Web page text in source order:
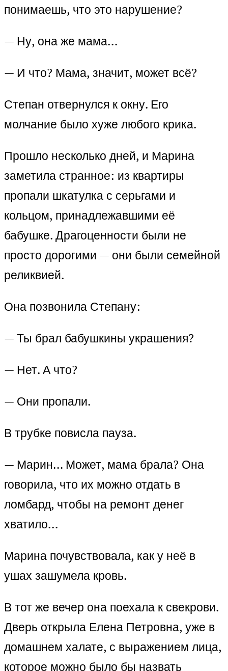
понимаешь, что это нарушение?
— Ну, она же мама…
— И что? Мама, значит, может всё?
Степан отвернулся к окну. Его
молчание было хуже любого крика.
Прошло несколько дней, и Марина
заметила странное: из квартиры
пропали шкатулка с серьгами и
кольцом, принадлежавшими её
бабушке. Драгоценности были не
просто дорогими — они были семейной
реликвией.
Она позвонила Степану:
— Ты брал бабушкины украшения?
— Нет. А что?
— Они пропали.
В трубке повисла пауза.
— Марин… Может, мама брала? Она
говорила, что их можно отдать в
ломбард, чтобы на ремонт денег
хватило…
Марина почувствовала, как у неё в
ушах зашумела кровь.
В тот же вечер она поехала к свекрови.
Дверь открыла Елена Петровна, уже в
домашнем халате, с выражением лица,
которое можно было бы назвать